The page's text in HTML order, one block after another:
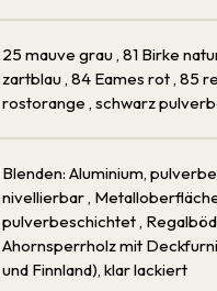
25 mauve grau , 81 Birke
zartblau , 84 Eames rot , 85
rostorange , schwarz
Blenden: Aluminium,
nivellierbar ,
pulverbeschichtet ,
Ahornsperrholz mit
und Finnland), klar lackiert